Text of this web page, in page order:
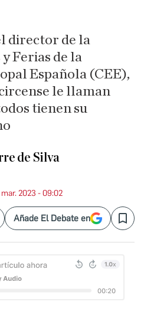
director de la
Ferias de la
Española (CEE),
le llaman
tienen su
de Silva
2023 - 09:02
Añade El Debate en Save